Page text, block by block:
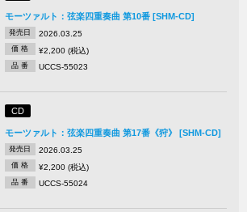
モーツァルト：弦楽四重奏曲 第10番 [SHM-CD]
発売日 2026.03.25
価 格 ¥2,200 (税込)
品 番 UCCS-55023
CD
モーツァルト：弦楽四重奏曲 第17番《狩》 [SHM-CD]
発売日 2026.03.25
価 格 ¥2,200 (税込)
品 番 UCCS-55024